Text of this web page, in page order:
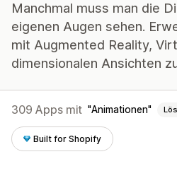
Manchmal muss man die
eigenen Augen sehen.
mit Augmented Reality,
dimensionalen Ansichten
309 Apps mit Animationen
Built for Shopify